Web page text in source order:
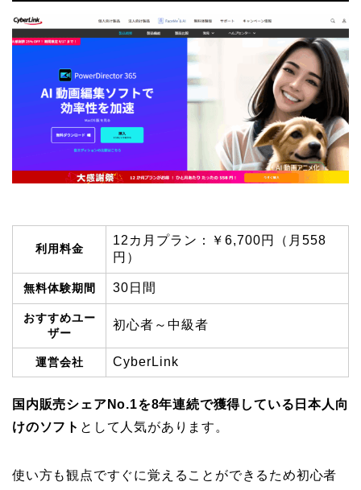
利用料金
12カ月プラン：￥6,700円（月558
円）
無料体験期間 30日間
おすすめユー
ザー
初心者～中級者
運営会社 CyberLink
国内販売シェアNo.1を8年連続で獲得している日本人向
けのソフト として人気があります。
使い方も観点ですぐに覚えることができるため初心者